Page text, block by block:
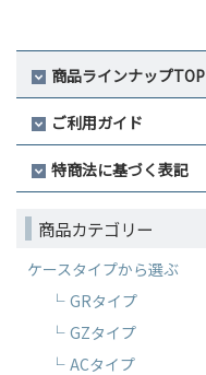
商品ラインナップTOP
ご利用ガイド
特商法に基づく表記
商品カテゴリー
ケースタイプから選ぶ
GRタイプ
GZタイプ
ACタイプ